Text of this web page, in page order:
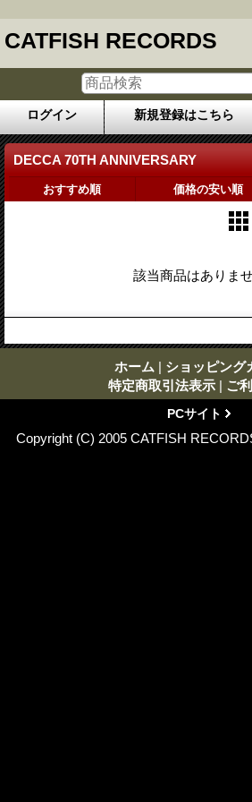
CATFISH RECORDS
ログイン 新規登録はこちら
DECCA 70TH ANNIVERSARY
おすすめ順 価格の安い順
該当商品はありま
ホーム | ショッピング
特定商取引法表示 | ご
PCサイト
Copyright (C) 2005 CATFISH